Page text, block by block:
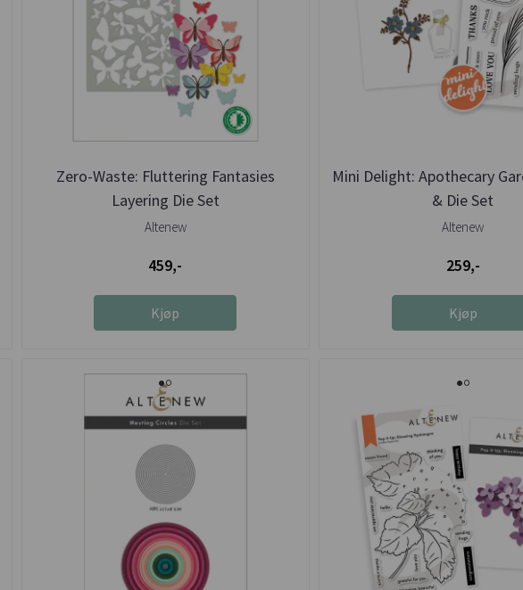
Zero-Waste: Fluttering Fantasies
Layering Die Set
Altenew
459,-
Kjøp
Mini Delight: Apothecary
& Die Set
Altenew
259,-
Kjøp